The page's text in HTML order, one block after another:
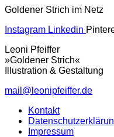
Goldener Strich im Netz
Instagram Linkedin
Leoni Pfeiffer
»Goldener Strich«
Illustration & Gestaltung
mail@leonipfeiffer.de
Kontakt
Impressum